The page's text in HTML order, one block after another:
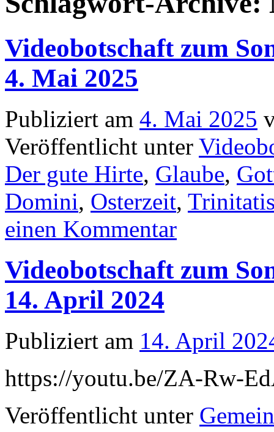
Videobotschaft zum
4. Mai 2025
Publiziert am 4. Mai 2025
Veröffentlicht unter
Der gute Hirte, Glaube,
Domini, Osterzeit,
einen Kommentar
Videobotschaft zum
14. April 2024
Publiziert am 14. April
https://youtu.be/ZA-Rw-
Veröffentlicht unter